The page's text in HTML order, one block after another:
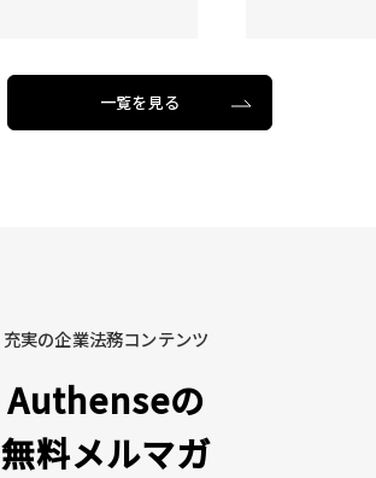
一覧を見る
充実の企業法務コンテンツ
Authenseの
無料メルマガ